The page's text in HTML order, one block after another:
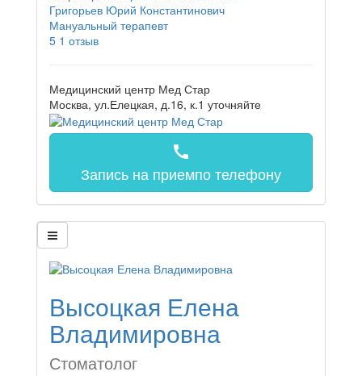
Григорьев Юрий Константинович
Мануальный терапевт
5 1 отзыв
Медицинский центр Мед Стар
Москва, ул.Елецкая, д.16, к.1 уточняйте
call
Запись на приемпо телефону
Высоцкая Елена
Владимировна
Стоматолог